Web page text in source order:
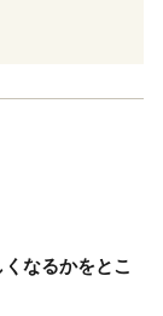
なるかをとこ